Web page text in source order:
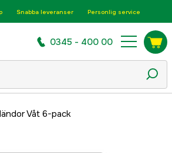
Snabba leveranser Personlig service
0345 - 400 00
Våt 6-pack